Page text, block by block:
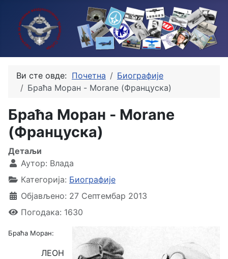
Ви сте овде: Почетна
Биографије
Браћа Моран - Morane (Француска)
Браћа Моран - Morane
(Француска)
Детаљи
Аутор: Влада
Категорија: Биографије
Објављено: 27 Септембар 2013
Погодака: 1630
Браћа Моран:
ЛЕОН